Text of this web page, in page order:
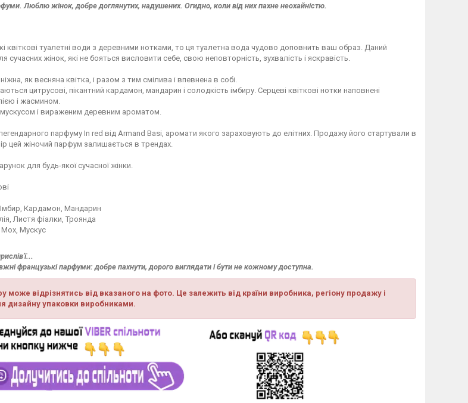
Люблю жінок, добре доглянутих, надушених. Огидно, коли від них пахне неохайністю.
квіткові туалетні води з деревними нотками, то ця туалетна вода чудово доповнить ваш образ. Даний
жінок, які не бояться висловити себе, свою неповторність, зухвалість і яскравість.
як весняна квітка, і разом з тим смілива і впевнена в собі.
цитрусові, пікантний кардамон, мандарин і солодкість імбиру. Серцеві квіткові нотки наповнені
і жасмином.
і вираженим деревним ароматом.
парфуму In red від Armand Basi, аромати якого зараховують до елітних. Продажу його стартували в
цей жіночий парфум залишається в трендах.
для будь-якої сучасної жінки.
Кардамон, Мандарин
Листя фіалки, Троянда
Мох, Мускус
французькі парфуми: добре пахнути, дорого виглядати і бути не кожному доступна.
може відрізнятись від вказаного на фото. Це залежить від країни виробника, регіону продажу і
дизайну упаковки виробниками.